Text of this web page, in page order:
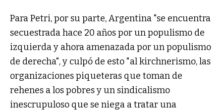
Para Petri, por su parte, Argentina "se encuentra
secuestrada hace 20 años por un populismo de
izquierda y ahora amenazada por un populismo
de derecha", y culpó de esto "al kirchnerismo, las
organizaciones piqueteras que toman de
rehenes a los pobres y un sindicalismo
inescrupuloso que se niega a tratar una